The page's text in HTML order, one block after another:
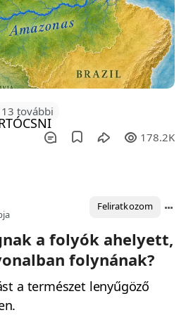
13 további
178.2K
Feliratkozom
a folyók ahelyett,
folynának?
a természet lenyűgöző